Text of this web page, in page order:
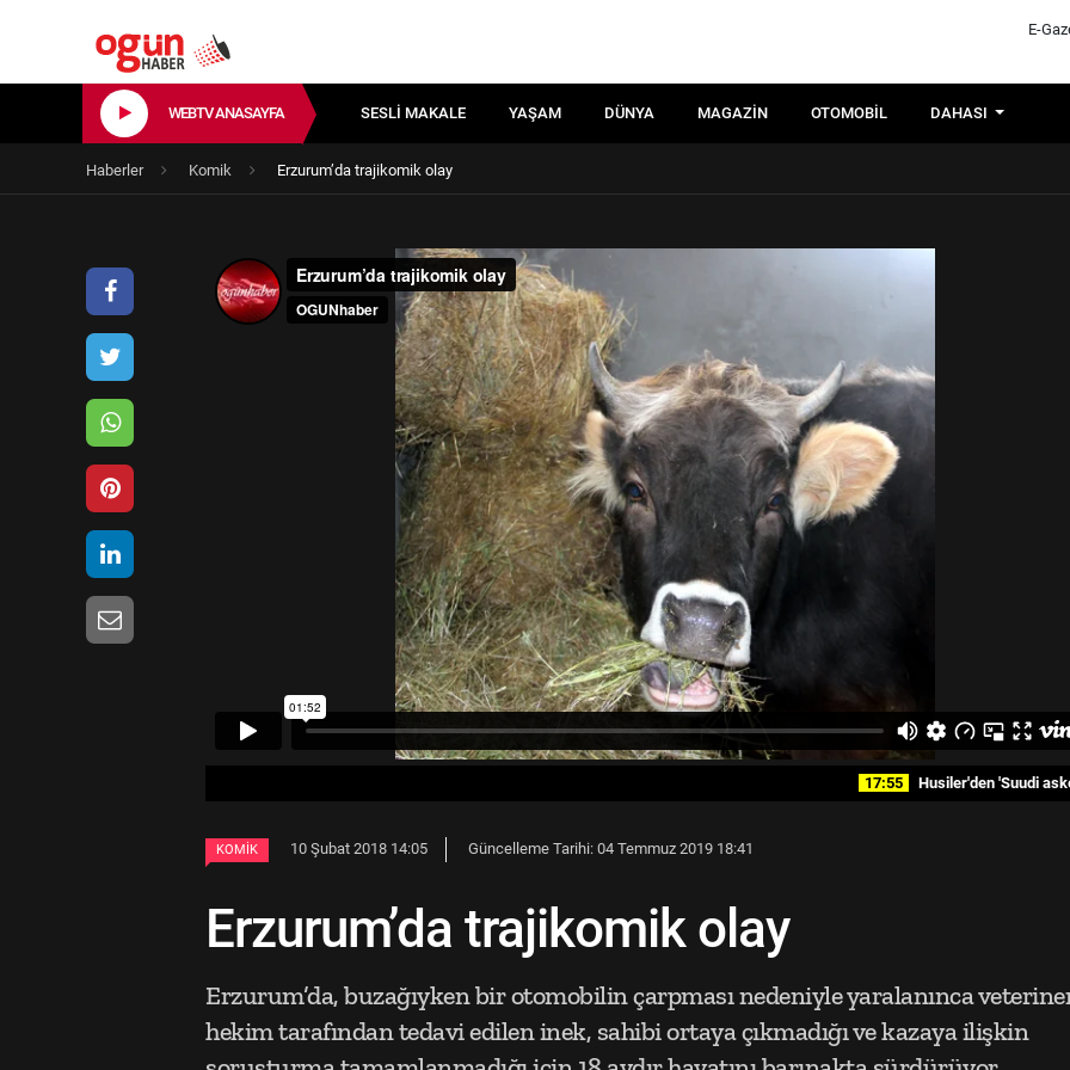
E-
WEBTV ANASAYFA SESLI MAKALE YAŞAM DÜNYA MAGAZIN OTOMOBIL DAHASI
Haberler Komik Erzurum’da trajikomik olay
Husiler'den 'Suudi askeri
KOMIK 10 Şubat 2018 14:05 Güncelleme Tarihi: 04 Temmuz 2019 18:41
Erzurum’da trajikomik olay
Erzurum’da, buzağıyken bir otomobilin çarpması nedeniyle yaralanınca
hekim tarafından tedavi edilen inek, sahibi ortaya çıkmadığı ve kazaya ilişkin